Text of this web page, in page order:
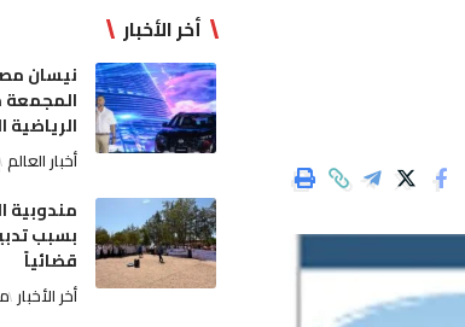
أخر الأخبار
نيسان
المجمعة
أخبار العالم
مندوبية
بسبب
قضائياً
أخر الأخبار